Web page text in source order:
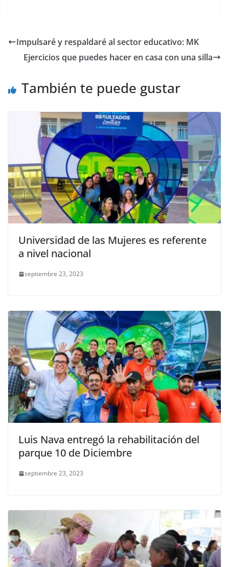
e
b
o
er l s
A
p
y
Li
k
gr
a
e
Impulsaré y respaldaré al sector educativo: MK
Ejercicios que puedes hacer en casa con una silla
También te puede gustar
Universidad de las Mujeres es referente
a nivel nacional
septiembre 23, 2023
Luis Nava entregó la rehabilitación del
parque 10 de Diciembre
septiembre 23, 2023